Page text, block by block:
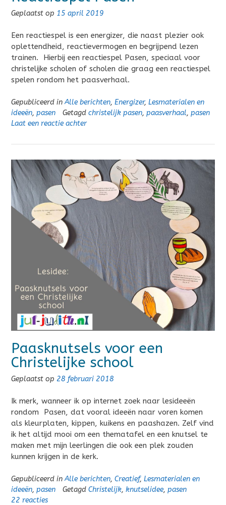
Geplaatst op 15 april 2019
Een reactiespel is een energizer, die naast plezier ook
oplettendheid, reactievermogen en begrijpend lezen
trainen. Hierbij een reactiespel Pasen, speciaal voor
christelijke scholen of scholen die graag een reactiespel
spelen rondom het paasverhaal.
Gepubliceerd inAlle berichten, Energizer, Lesmaterialen en
ideeën, pasen Getagd christelijk pasen, paasverhaal, pasen
Laat een reactie achter
Paasknutsels voor een
Christelijke school
Geplaatst op 28 februari 2018
Ik merk, wanneer ik op internet zoek naar lesideeën
rondom Pasen, dat vooral ideeën naar voren komen
als kleurplaten, kippen, kuikens en paashazen. Zelf vind
ik het altijd mooi om een thematafel en een knutsel te
maken met mijn leerlingen die ook een plek zouden
kunnen krijgen in de kerk.
Gepubliceerd inAlle berichten, Creatief, Lesmaterialen en
ideeën, pasen Getagd Christelijk, knutselidee, pasen
22 reacties